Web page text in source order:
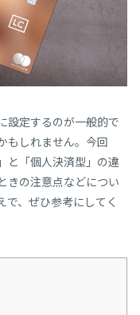
設定するのが一般的で
もしれません。今回
と「個人決済型」の違
きの注意点などについ
、ぜひ参考にしてく